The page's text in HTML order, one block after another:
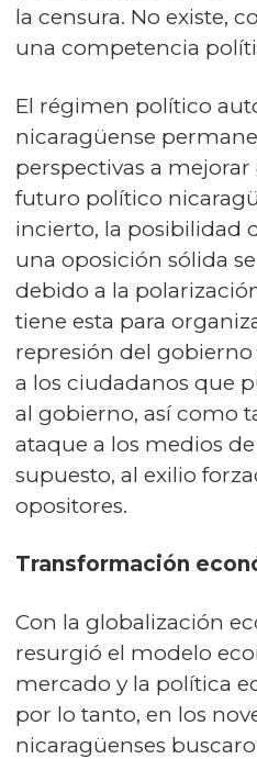
la censura. No existe,
una competencia
El régimen político
nicaragüense
perspectivas a mejorar
futuro político
incierto, la posibilidad
una oposición sólida
debido a la
tiene esta para
represión del
a los ciudadanos que
al gobierno, así como
ataque a los medios
supuesto, al exilio
opositores.
Transformación
Con la globalización
resurgió el modelo
mercado y la política
por lo tanto, en los
nicaragüenses